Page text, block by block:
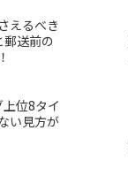
えるべき
送前の
位8タイ
い見方が